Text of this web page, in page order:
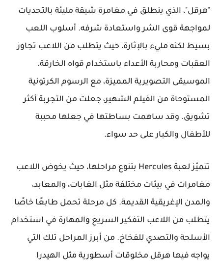
"هرقل"، الذي ينطلق في مغامرة شيقة مليئة بالتحديات
لمواجهة قوى الشر واستعادة شرفه. أسلوب اللعب
بسيط لكنه مليء بالإثارة، حيث يتطلب من اللاعب تجاوز
العقبات ومحاربة الأعداء باستخدام قواه الخارقة.
الموسيقى التصويرية المميزة، مع الرسوم الكرتونية
المستوحاة من الفيلم الشهير، جعلت من التجربة أكثر
تشويق. وقد ساهمت بساطتها في جعلها محببة
للأطفال والكبار على حد سواء.
تتميّز لعبة Hercules بتنوع مراحلها، حيث يخوض اللاعب
مغامرات في بيئات مختلفة مثل الغابات، والمعابد،
والمدن الإغريقية القديمة. كل مرحلة تحمل طابعًا خاصًا
يتطلب من اللاعب التفكير السريع والمهارة في استخدام
الأسلحة والتصدي للفخاخ. من أبرز المراحل تلك التي
يواجه فيها هرقل مخلوقات أسطورية مثل الهيدرا